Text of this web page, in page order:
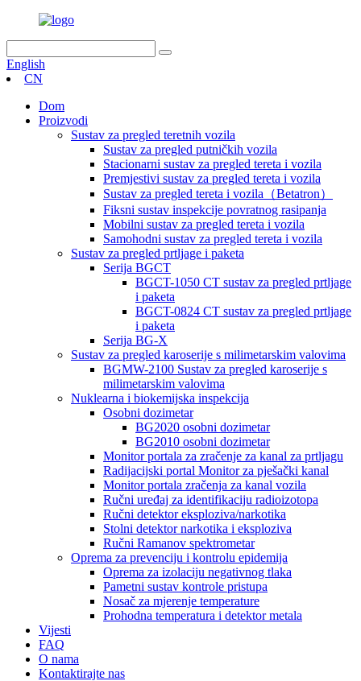
English
CN
Dom
Proizvodi
Sustav za pregled teretnih vozila
Sustav za pregled putničkih vozila
Stacionarni sustav za pregled tereta i vozila
Premjestivi sustav za pregled tereta i vozila
Sustav za pregled tereta i vozila（Betatron）
Fiksni sustav inspekcije povratnog rasipanja
Mobilni sustav za pregled tereta i vozila
Samohodni sustav za pregled tereta i vozila
Sustav za pregled prtljage i paketa
Serija BGCT
BGCT-1050 CT sustav za pregled prtljage
i paketa
BGCT-0824 CT sustav za pregled prtljage
i paketa
Serija BG-X
Sustav za pregled karoserije s milimetarskim valovima
BGMW-2100 Sustav za pregled karoserije s
milimetarskim valovima
Nuklearna i biokemijska inspekcija
Osobni dozimetar
BG2020 osobni dozimetar
BG2010 osobni dozimetar
Monitor portala za zračenje za kanal za prtljagu
Radijacijski portal Monitor za pješački kanal
Monitor portala zračenja za kanal vozila
Ručni uređaj za identifikaciju radioizotopa
Ručni detektor eksploziva/narkotika
Stolni detektor narkotika i eksploziva
Ručni Ramanov spektrometar
Oprema za prevenciju i kontrolu epidemija
Oprema za izolaciju negativnog tlaka
Pametni sustav kontrole pristupa
Nosač za mjerenje temperature
Prohodna temperatura i detektor metala
Vijesti
FAQ
O nama
Kontaktirajte nas